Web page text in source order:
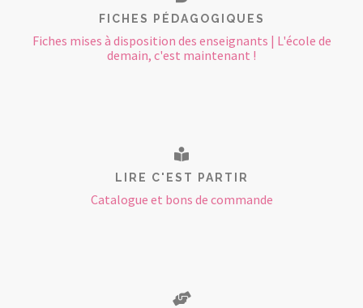
FICHES PÉDAGOGIQUES
Fiches mises à disposition des enseignants | L'école de
demain, c'est maintenant !
LIRE C'EST PARTIR
Catalogue et bons de commande